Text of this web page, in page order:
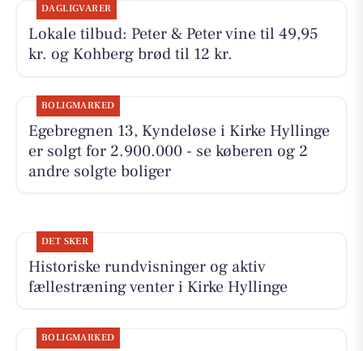
DAGLIGVARER
Lokale tilbud: Peter & Peter vine til 49,95
kr. og Kohberg brød til 12 kr.
BOLIGMARKED
Egebregnen 13, Kyndeløse i Kirke Hyllinge
er solgt for 2.900.000 - se køberen og 2
andre solgte boliger
DET SKER
Historiske rundvisninger og aktiv
fællestræning venter i Kirke Hyllinge
BOLIGMARKED